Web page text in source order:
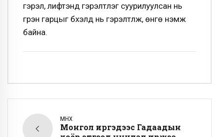
гэрэл, лифтэнд гэрэлтүүлэг суурилуулсан нь
гүүрэн гарцыг бүхэлд нь гэрэлтүүлж, өнгө нэмж
байна.
ӨМНӨХ
Монгол иргэдээс Гадаадын